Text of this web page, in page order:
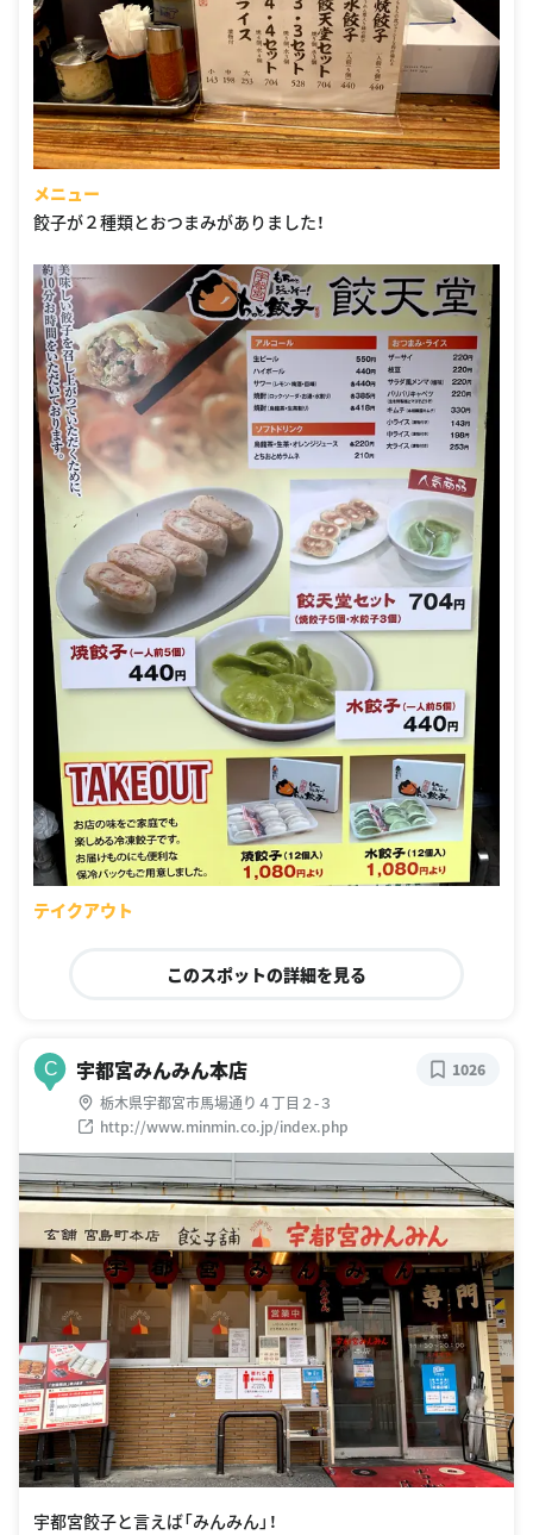
メニュー
餃子が２種類とおつまみがありました！
テイクアウト
このスポットの詳細を見る
C 宇都宮みんみん本店
栃木県宇都宮市馬場通り４丁目２-３
http://www.minmin.co.jp/index.php
1026
宇都宮餃子と言えば「みんみん」！